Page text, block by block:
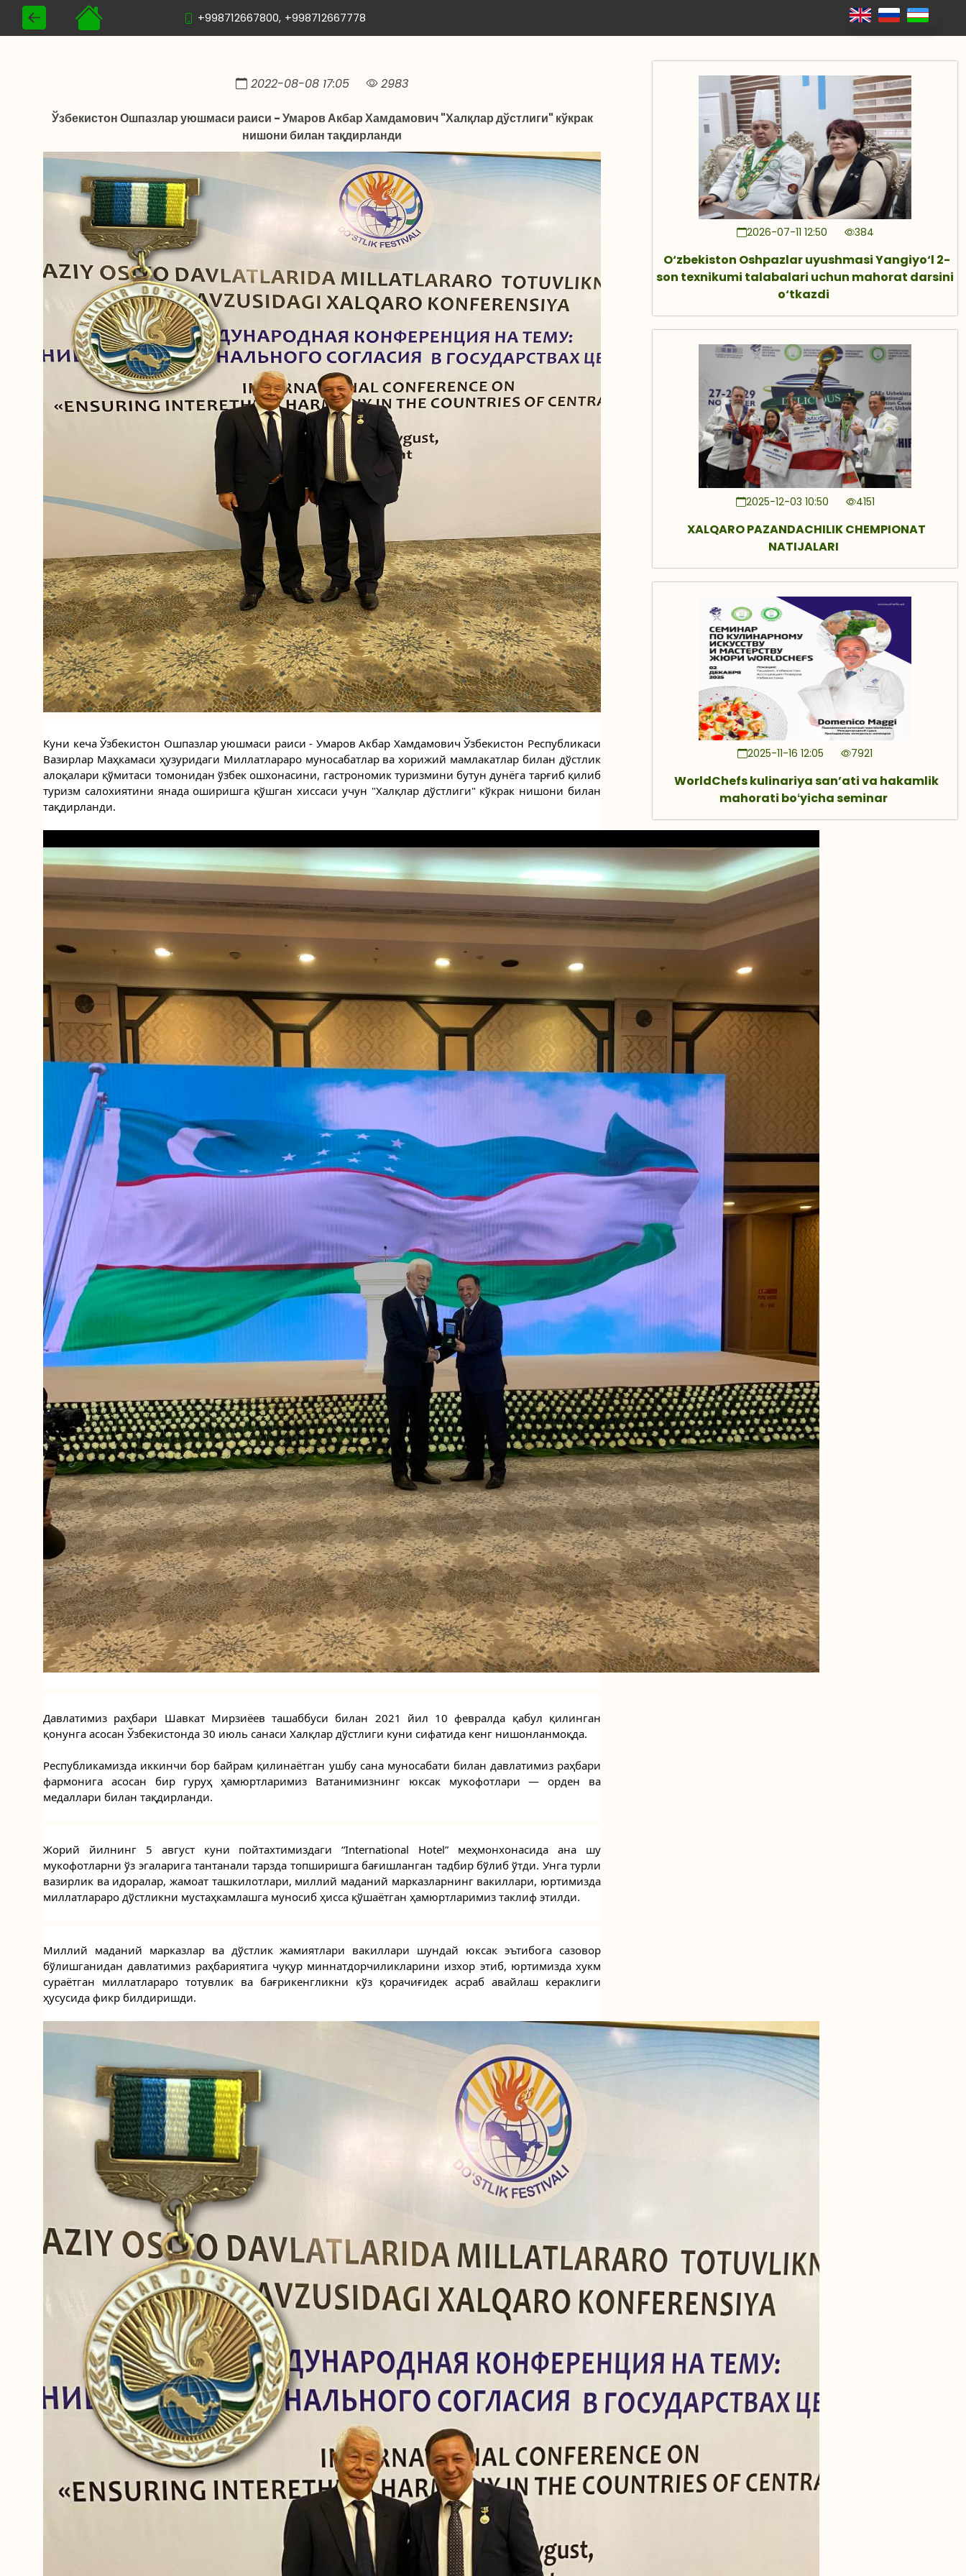
+998712667800, +998712667778
2022-08-08 17:05 2983
Ўзбекистон Ошпазлар уюшмаси раиси - Умаров Акбар Хамдамович "Халқлар дўстлиги" кўкрак
нишони билан тақдирланди
Куни кеча Ўзбекистон Ошпазлар уюшмаси раиси - Умаров Акбар Хамдамович Ўзбекистон Республикаси
Вазирлар Маҳкамаси ҳузуридаги Миллатлараро муносабатлар ва хорижий мамлакатлар билан дўстлик
алоқалари қўмитаси томонидан ўзбек ошхонасини, гастрономик туризмини бутун дунёга тарғиб қилиб
туризм салохиятини янада оширишга қўшган хиссаси учун "Халқлар дўстлиги" кўкрак нишони билан
тақдирланди.
Давлатимиз раҳбари Шавкат Мирзиёев ташаббуси билан 2021 йил 10 февралда қабул қилинган
қонунга асосан Ўзбекистонда 30 июль санаси Халқлар дўстлиги куни сифатида кенг нишонланмоқда.
Республикамизда иккинчи бор байрам қилинаётган ушбу сана муносабати билан давлатимиз раҳбари
фармонига асосан бир гуруҳ ҳамюртларимиз Ватанимизнинг юксак мукофотлари — орден ва
медаллари билан тақдирланди.
Жорий йилнинг 5 август куни пойтахтимиздаги “International Hotel” меҳмонхонасида ана шу
мукофотларни ўз эгаларига тантанали тарзда топширишга бағишланган тадбир бўлиб ўтди. Унга турли
вазирлик ва идоралар, жамоат ташкилотлари, миллий маданий марказларнинг вакиллари, юртимизда
миллатлараро дўстликни мустаҳкамлашга муносиб ҳисса қўшаётган ҳамюртларимиз таклиф этилди.
Миллий маданий марказлар ва дўстлик жамиятлари вакиллари шундай юксак эътибога сазовор
бўлишганидан давлатимиз раҳбариятига чуқур миннатдорчиликларини изхор этиб, юртимизда хукм
сураётган миллатлараро тотувлик ва бағрикенгликни кўз қорачиғидек асраб авайлаш кераклиги
ҳусусида фикр билдиришди.
2026-07-11 12:50 384
O‘zbekiston Oshpazlar uyushmasi Yangiyo‘l 2-
son texnikumi talabalari uchun mahorat darsini
o‘tkazdi
2025-12-03 10:50 4151
XALQARO PAZANDACHILIK CHEMPIONAT
NATIJALARI
2025-11-16 12:05 7921
WorldChefs kulinariya sanʼati va hakamlik
mahorati boʻyicha seminar